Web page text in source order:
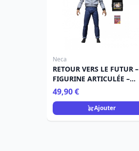
Neca
RETOUR VERS LE FUTUR –
FIGURINE ARTICULÉE –
ULTIMATE BIFF TANNEN
49,90 €
Ajouter